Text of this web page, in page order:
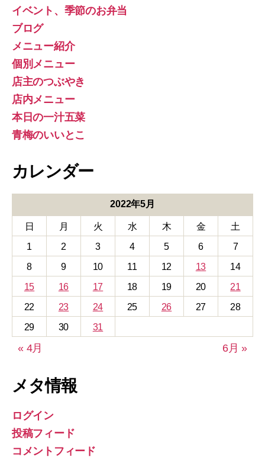
イベント、季節のお弁当
ブログ
メニュー紹介
個別メニュー
店主のつぶやき
店内メニュー
本日の一汁五菜
青梅のいいとこ
カレンダー
2022年5月
日 月 火 水 木 金
土
1
2 3 4 5 6
7
8
9 10 11 12 13
14
15
16 17 18 19 20
21
22
23 24 25 26 27
28
29
30 31
« 4月 6月 »
メタ情報
ログイン
投稿フィード
コメントフィード